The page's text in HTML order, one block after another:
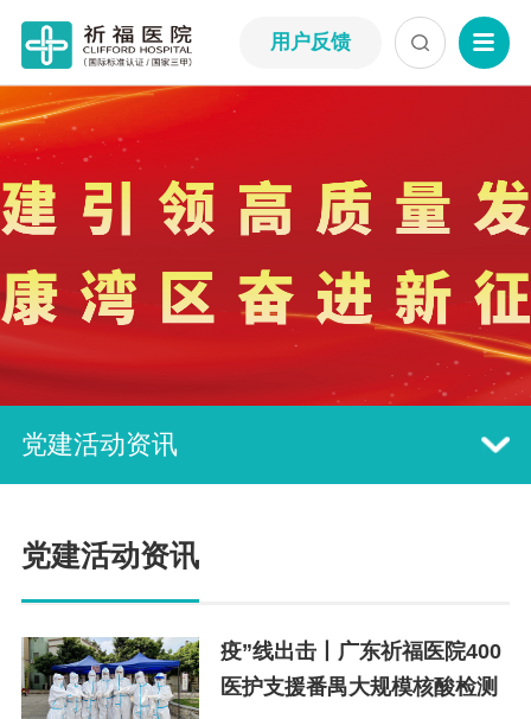
用户反馈
党建活动资讯
党建活动资讯
疫”线出击丨广东祈福医院400
医护支援番禺大规模核酸检测